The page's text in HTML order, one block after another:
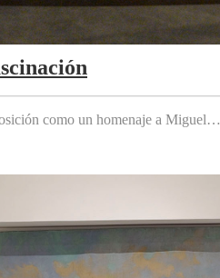
como un homenaje a Miguel…